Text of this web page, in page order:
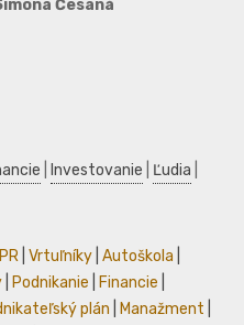
Česaná
Investovanie Ľudia
Vrtuľníky Autoškola
Podnikanie Financie
plán Manažment